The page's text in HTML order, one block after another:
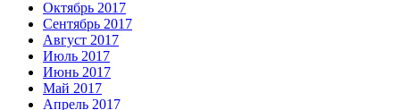
Октябрь 2017
Сентябрь 2017
Август 2017
Июль 2017
Июнь 2017
Май 2017
Апрель 2017